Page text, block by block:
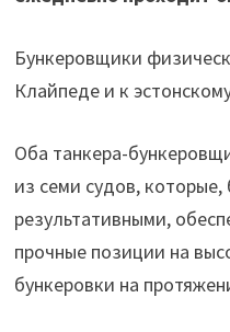
Бункеровщики
Клайпеде и к
Оба танкера-
из семи судов,
результативными,
прочные позиции на
бункеровки на